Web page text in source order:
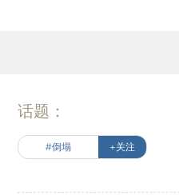
话题：
#倒塌 +关注